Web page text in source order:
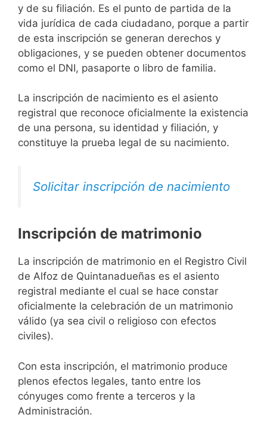
y de su filiación. Es el punto de partida de la
vida jurídica de cada ciudadano, porque a partir
de esta inscripción se generan derechos y
obligaciones, y se pueden obtener documentos
como el DNI, pasaporte o libro de familia.
La inscripción de nacimiento es el asiento
registral que reconoce oficialmente la existencia
de una persona, su identidad y filiación, y
constituye la prueba legal de su nacimiento.
Solicitar inscripción de nacimiento
Inscripción de matrimonio
La inscripción de matrimonio en el Registro Civil
de Alfoz de Quintanadueñas es el asiento
registral mediante el cual se hace constar
oficialmente la celebración de un matrimonio
válido (ya sea civil o religioso con efectos
civiles).
Con esta inscripción, el matrimonio produce
plenos efectos legales, tanto entre los
cónyuges como frente a terceros y la
Administración.